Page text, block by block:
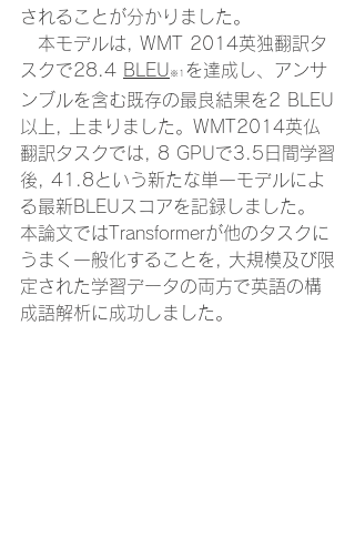
されることが分かりました。
本モデルは, WMT 2014英独翻訳タ
スクで28.4 BLEU ※1
を達成し、アンサ
ンブルを含む既存の最良結果を2 BLEU
以上, 上まりました。WMT2014英仏
翻訳タスクでは, 8 GPUで3.5日間学習
後, 41.8という新たな単一モデルによ
る最新BLEUスコアを記録しました。
本論文ではTransformerが他のタスクに
うまく一般化することを, 大規模及び限
定された学習データの両方で英語の構
成語解析に成功しました。